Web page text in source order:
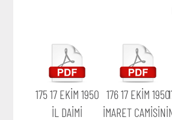
175 17 EKİM 1950
İL DAİMİ
176 17 EKİM 1950
İMARET